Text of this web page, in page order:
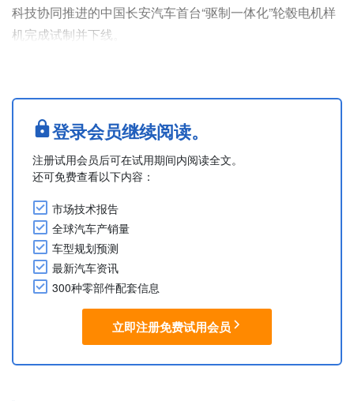
科技协同推进的中国长安汽车首台“驱制一体化”轮毂电机样
机完成试制并下线。
一体总成的样机下线。
该产品在乘用车领域实现全油冷直驱轮毂电机的大扭矩输
出，峰值扭矩超过2,300N·m，峰值转速1,600rpm，电机单
体峰值扭矩密度大于60Nm/kg，并配套全新轻量化线控制动
登录会员继续阅读。
注册试用会员后可在试用期间内阅读全文。
还可免费查看以下内容：
市场技术报告
全球汽车产销量
车型规划预测
最新汽车资讯
300种零部件配套信息
立即注册免费试用会员